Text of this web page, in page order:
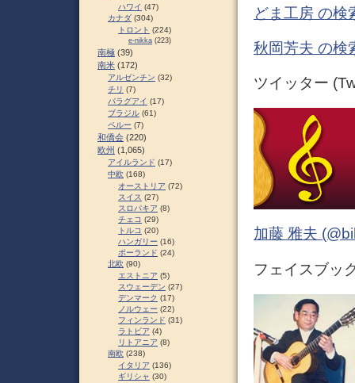
どま工房 の検
秋岡芳夫 の検
ツイッター
加藤 雅夫
フェイスブッ
ハワイ (47)
カナダ (304)
トロント (224)
e-nikka (223)
南極 (39)
南米 (172)
アルゼンチン (32)
チリ (7)
パラグアイ (17)
ブラジル (61)
ペルー (7)
和僑会 (220)
欧州 (1,065)
アイルランド (17)
中欧 (168)
オーストリア (72)
スイス (27)
スロパキア (8)
チェコ (29)
トルコ (20)
ハンガリー (16)
ポーランド (24)
北欧 (90)
エストニア (5)
スウェーデン (27)
デンマーク (17)
ノルウェー (22)
フィンランド (31)
ラトビア (4)
リトアニア (8)
南欧 (238)
イタリア (136)
ギリシャ (30)